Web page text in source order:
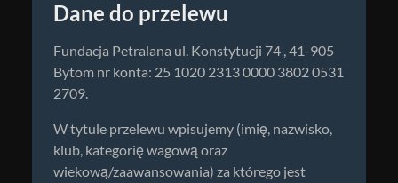
Dane do przelewu
Fundacja Petralana ul. Konstytucji 74 , 41-905
Bytom nr konta: 25 1020 2313 0000 3802 0531
2709.
W tytule przelewu wpisujemy (imię, nazwisko,
klub, kategorię wagową oraz
wiekową/zaawansowania) za którego jest